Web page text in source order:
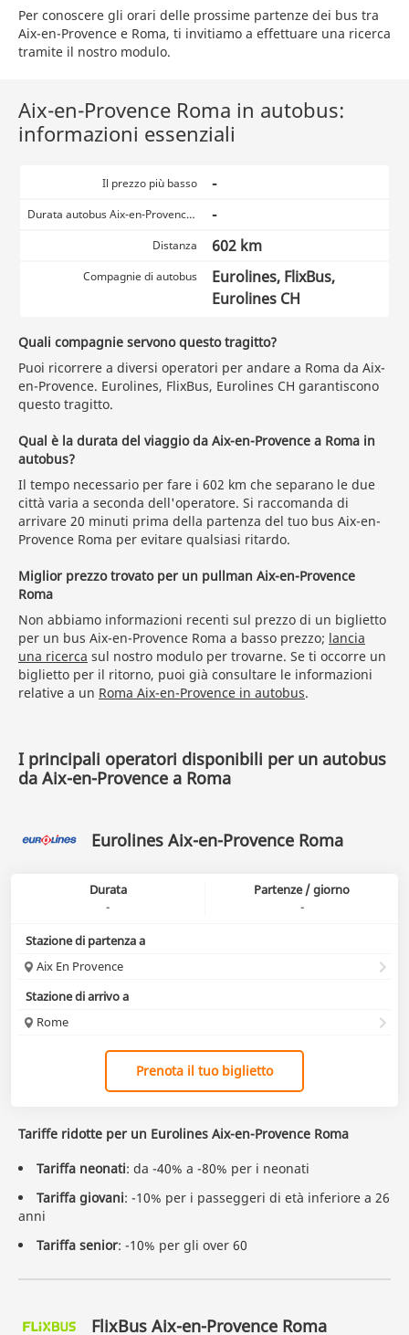
Per conoscere gli orari delle prossime partenze dei bus tra
Aix-en-Provence e Roma, ti invitiamo a effettuare una ricerca
tramite il nostro modulo.
Aix-en-Provence Roma in autobus:
informazioni essenziali
Il prezzo più basso -
Durata autobus Aix-en-Provence Roma -
Distanza 602 km
Compagnie di autobus
Eurolines, FlixBus,
Eurolines CH
Quali compagnie servono questo tragitto?
Puoi ricorrere a diversi operatori per andare a Roma da Aix-
en-Provence. Eurolines, FlixBus, Eurolines CH garantiscono
questo tragitto.
Qual è la durata del viaggio da Aix-en-Provence a Roma in
autobus?
Il tempo necessario per fare i 602 km che separano le due
città varia a seconda dell'operatore. Si raccomanda di
arrivare 20 minuti prima della partenza del tuo bus Aix-en-
Provence Roma per evitare qualsiasi ritardo.
Miglior prezzo trovato per un pullman Aix-en-Provence
Roma
Non abbiamo informazioni recenti sul prezzo di un biglietto
per un bus Aix-en-Provence Roma a basso prezzo; lancia
una ricerca sul nostro modulo per trovarne. Se ti occorre un
biglietto per il ritorno, puoi già consultare le informazioni
relative a un Roma Aix-en-Provence in autobus.
I principali operatori disponibili per un autobus
da Aix-en-Provence a Roma
Eurolines Aix-en-Provence Roma
Durata
Partenze / giorno
-
-
Stazione di partenza a
Aix En Provence
Stazione di arrivo a
Rome
Prenota il tuo biglietto
Tariffe ridotte per un Eurolines Aix-en-Provence Roma
Tariffa neonati: da -40% a -80% per i neonati
Tariffa giovani: -10% per i passeggeri di età inferiore a 26
anni
Tariffa senior: -10% per gli over 60
FlixBus Aix-en-Provence Roma